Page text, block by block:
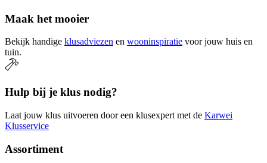
Maak het mooier
Bekijk handige klusadviezen en wooninspiratie voor jouw huis en
tuin.
Hulp bij je klus nodig?
Laat jouw klus uitvoeren door een klusexpert met de Karwei
Klusservice
Assortiment